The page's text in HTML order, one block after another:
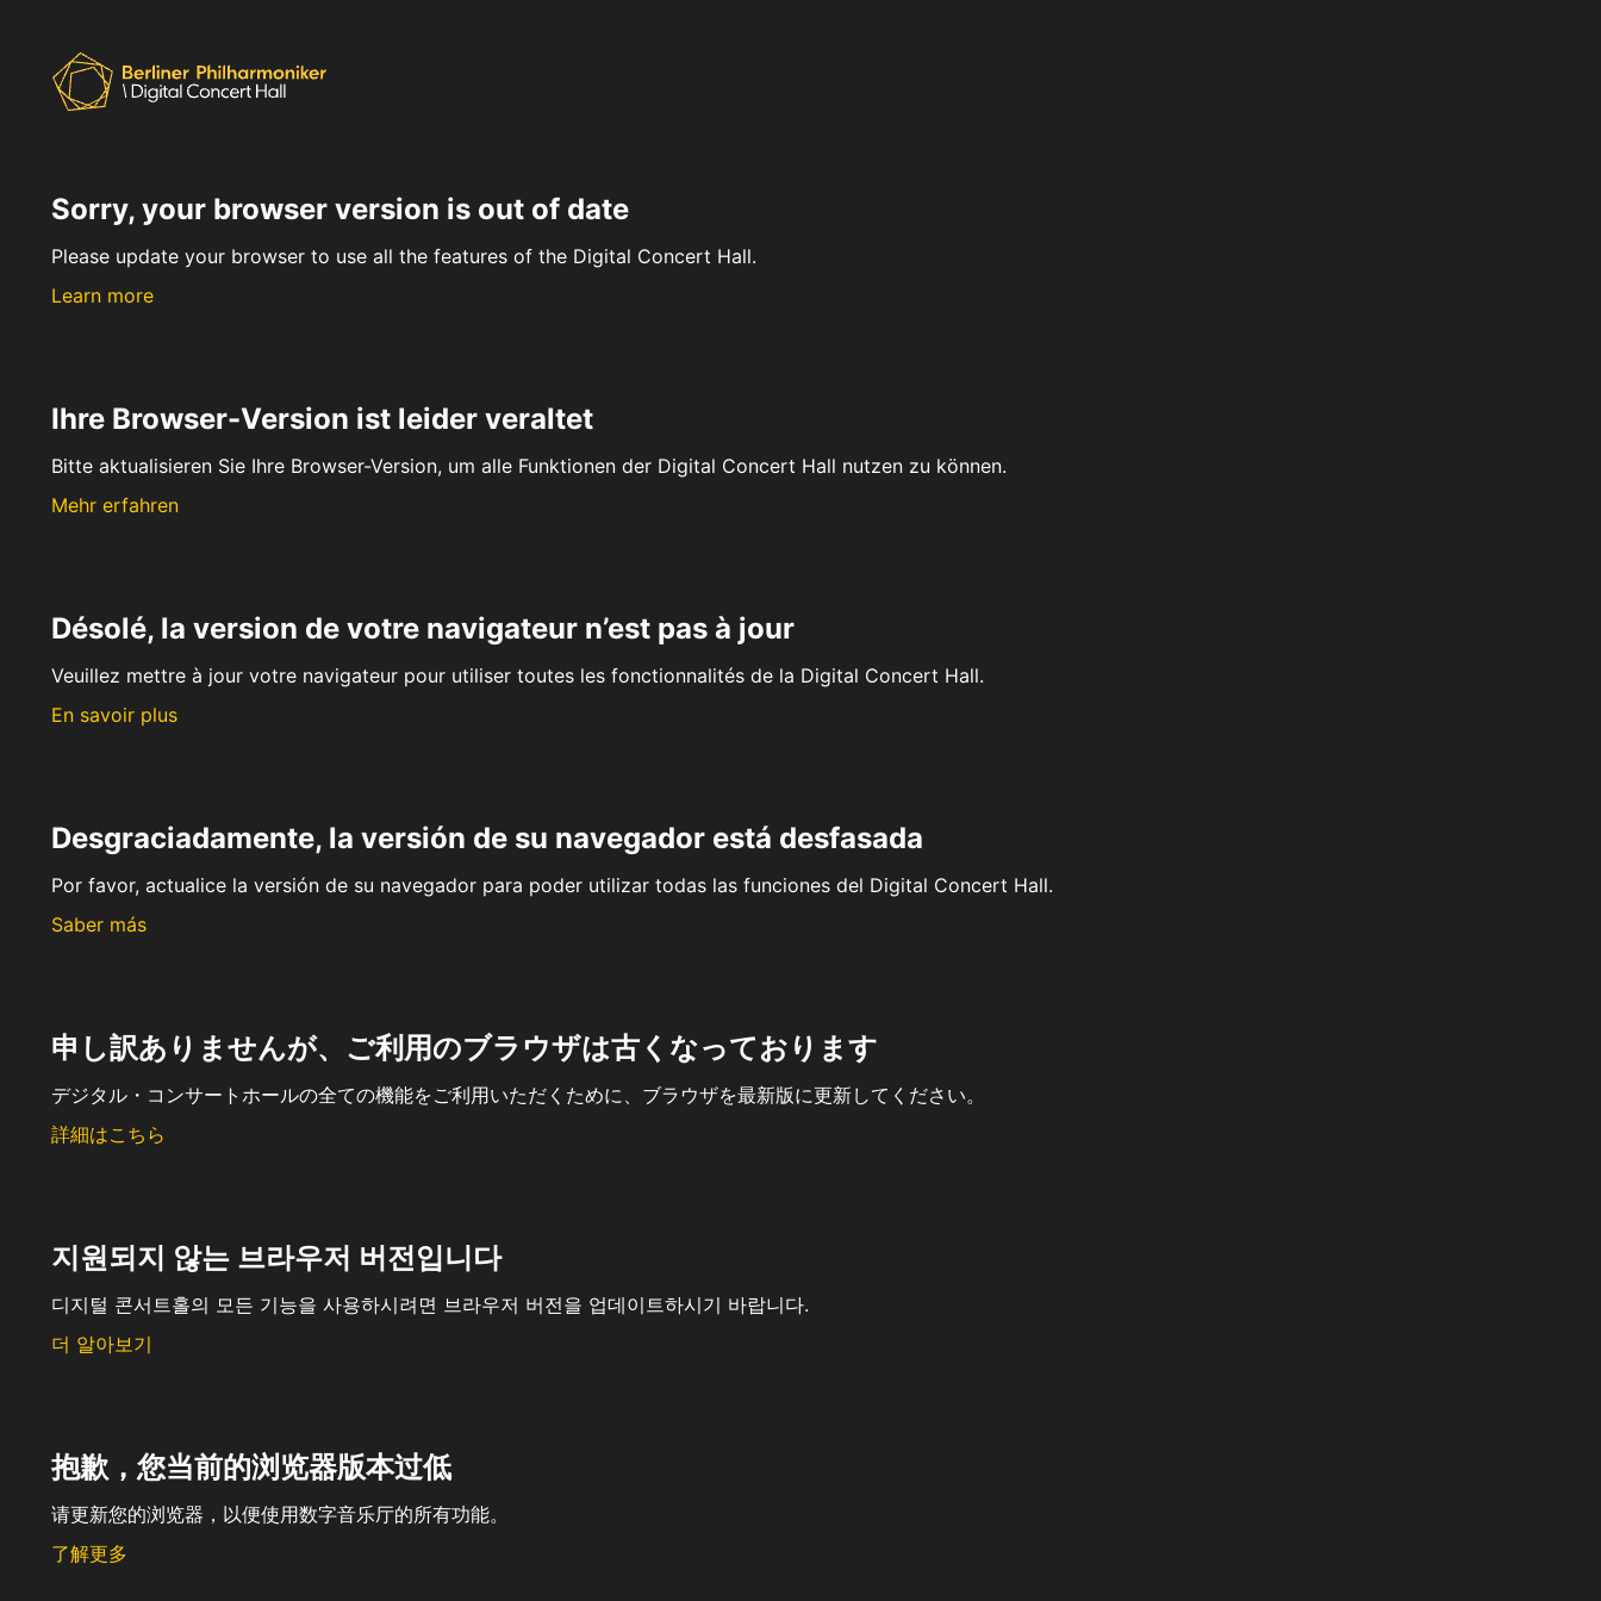
Sorry, your browser version is out of date
Please update your browser to use all the features of the Digital Concert Hall.
Learn more
Ihre Browser-Version ist leider veraltet
Bitte aktualisieren Sie Ihre Browser-Version, um alle Funktionen der Digital Concert Hall nutzen zu können.
Mehr erfahren
Désolé, la version de votre navigateur n’est pas à jour
Veuillez mettre à jour votre navigateur pour utiliser toutes les fonctionnalités de la Digital Concert Hall.
En savoir plus
Desgraciadamente, la versión de su navegador está desfasada
Por favor, actualice la versión de su navegador para poder utilizar todas las funciones del Digital Concert Hall.
Saber más
申し訳ありませんが、ご利用のブラウザは古くなっております
デジタル・コンサートホールの全ての機能をご利用いただくために、ブラウザを最新版に更新してください。
詳細はこちら
지원되지 않는 브라우저 버전입니다
디지털 콘서트홀의 모든 기능을 사용하시려면 브라우저 버전을 업데이트하시기 바랍니다.
더 알아보기
抱歉，您当前的浏览器版本过低
请更新您的浏览器，以便使用数字音乐厅的所有功能。
了解更多